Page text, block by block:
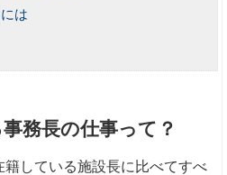
は
務長の仕事って？
している施設長に比べてすべ